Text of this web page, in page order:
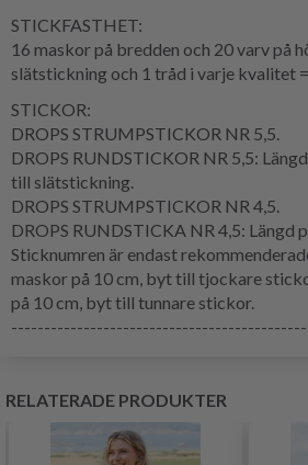
STICKFASTHET:
16 maskor på bredden och 20 varv på
slätstickning och 1 tråd i varje kvalitet =
STICKOR:
DROPS STRUMPSTICKOR NR 5,5.
DROPS RUNDSTICKOR NR 5,5:
till slätstickning.
DROPS STRUMPSTICKOR NR 4,5.
DROPS RUNDSTICKA NR 4,5: Längd
Sticknumren är endast
maskor på 10 cm, byt till tjockare
på 10 cm, byt till tunnare stickor.
RELATERADE PRODUKTER